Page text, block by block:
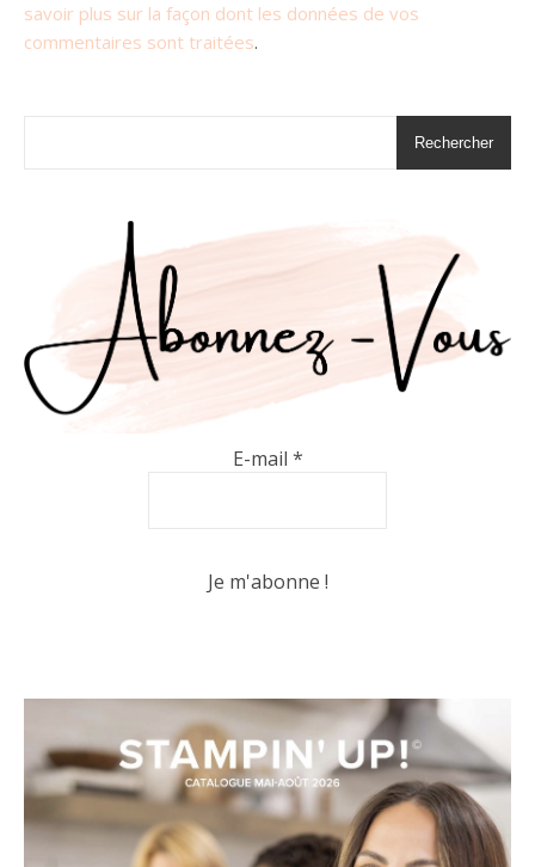
savoir plus sur la façon dont les données de vos
commentaires sont traitées.
Rechercher
E-mail *